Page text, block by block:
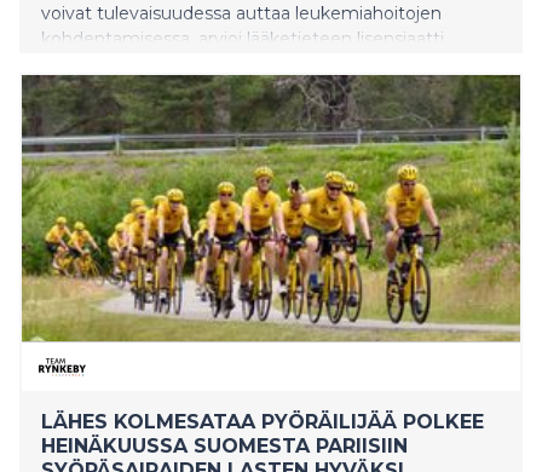
voivat tulevaisuudessa auttaa leukemiahoitojen
kohdentamisessa, arvioi lääketieteen lisensiaatti
LÄHES KOLMESATAA PYÖRÄILIJÄÄ POLKEE
HEINÄKUUSSA SUOMESTA PARIISIIN